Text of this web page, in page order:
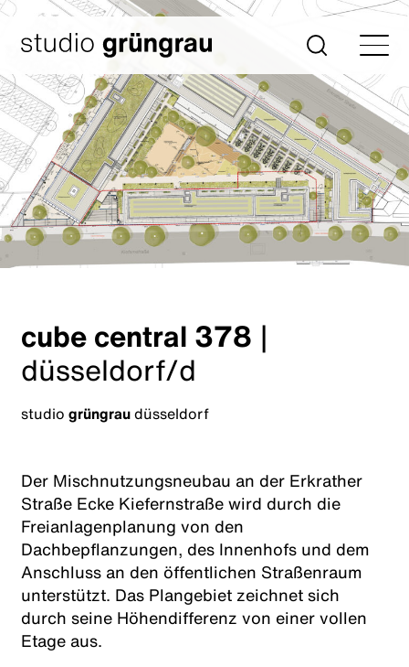
Zum
Inhalt
springen
Startseite Suche
cube central 378 |
düsseldorf/d
studio grüngraudüsseldorf
Der Mischnutzungsneubau an der Erkrather
Straße Ecke Kiefernstraße wird durch die
Freianlagenplanung von den
Dachbepflanzungen, des Innenhofs und dem
Anschluss an den öffentlichen Straßenraum
unterstützt. Das Plangebiet zeichnet sich
durch seine Höhendifferenz von einer vollen
Etage aus.